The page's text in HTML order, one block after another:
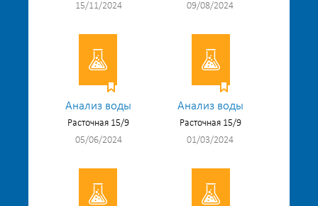
15/11/2024
09/08/2024
Анализ воды
Расточная 15/9
05/06/2024
Анализ воды
Расточная 15/9
01/03/2024